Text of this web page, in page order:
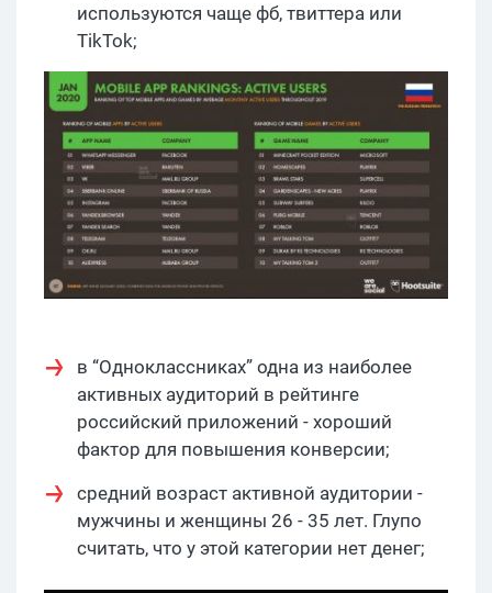
используются чаще фб, твиттера или
TikTok;
в “Одноклассниках” одна из наиболее
активных аудиторий в рейтинге
российский приложений - хороший
фактор для повышения конверсии;
средний возраст активной аудитории -
мужчины и женщины 26 - 35 лет. Глупо
считать, что у этой категории нет денег;